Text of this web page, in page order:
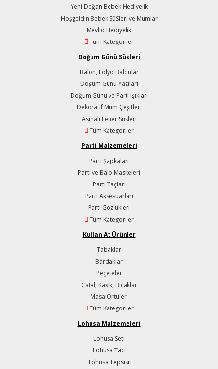
Yeni Doğan Bebek Hediyelik
Hoşgeldin Bebek SüSleri ve Mumlar
Mevlid Hediyelik
Tüm Kategoriler
Doğum Günü Süsleri
Balon, Folyo Balonlar
Doğum Günü Yazıları
Doğum Günü ve Parti Işıkları
Dekoratif Mum Çeşitleri
Asmalı Fener Süsleri
Tüm Kategoriler
Parti Malzemeleri
Parti Şapkaları
Parti ve Balo Maskeleri
Parti Taçları
Parti Aksesuarları
Parti Gözlükleri
Tüm Kategoriler
Kullan At Ürünler
Tabaklar
Bardaklar
Peçeteler
Çatal, Kaşık, Bıçaklar
Masa Örtüleri
Tüm Kategoriler
Lohusa Malzemeleri
Lohusa Seti
Lohusa Tacı
Lohusa Tepsisi